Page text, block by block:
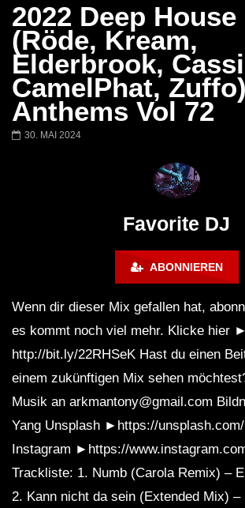
Später
Barbara Lago @ Kappa
FuturFestival 2024
2022 Deep
(Röde, Kream,
Elderbrook,
CamelPhat,
Anthems Vol 72
30. MAI 2024
Favorite DJ
ABONNIEREN
Wenn dir dieser Mix gefallen hat,
es kommt noch viel mehr. Klicke hier ►
http://bit.ly/22RHSeK​​ Hast du einen
einem zukünftigen Mix sehen
Musik an arkmantony@gmail.com
Yang Unsplash ►https://
Instagram ►https://
Trackliste: 1. Numb (Carola Remix) –
2. Kann nicht da sein (Extended Mix) –